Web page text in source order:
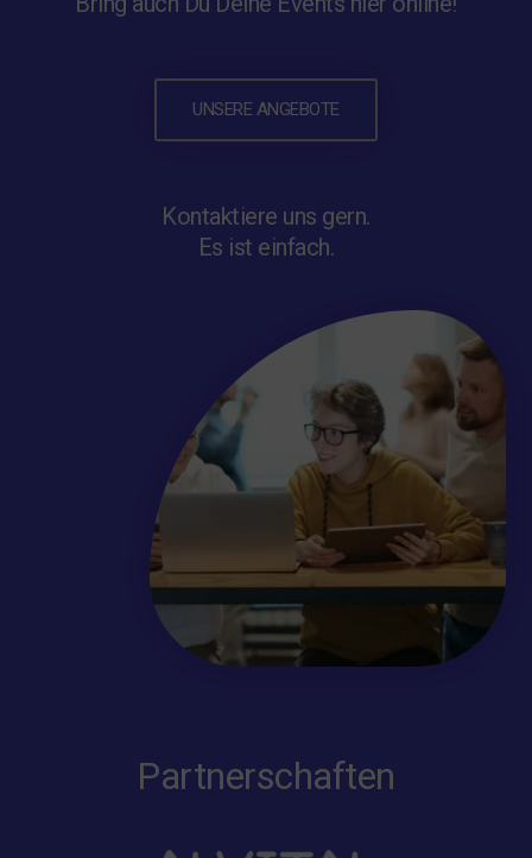
UNSERE ANGEBOTE
Kontaktiere uns gern.
Es ist einfach.
Partnerschaften